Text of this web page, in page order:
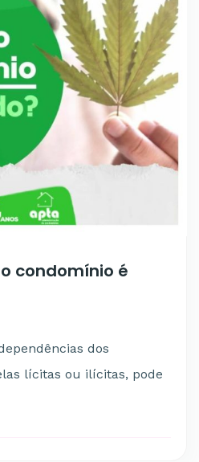
condomínio é
dos
lícitas ou ilícitas, pode